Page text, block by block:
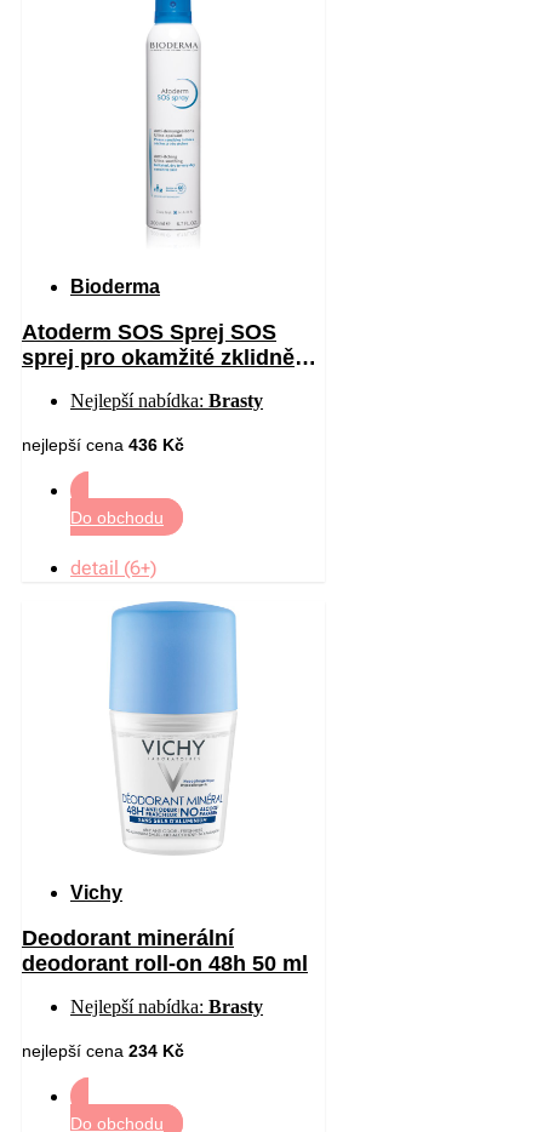
Bioderma
Atoderm SOS Sprej SOS
sprej pro okamžité zklidnění
Nejlepší nabídka: Brasty
nejlepší cena 436 Kč
Do obchodu
detail (6+)
Vichy
Deodorant minerální
deodorant roll-on 48h 50 ml
Nejlepší nabídka: Brasty
nejlepší cena 234 Kč
Do obchodu